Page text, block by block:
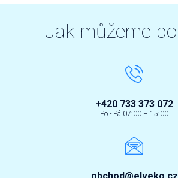
Jak můžeme
+420 733 373 072
Po - Pá 07:00 – 15:00